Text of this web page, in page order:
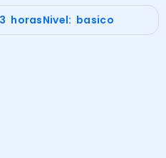
horasNivel: basico